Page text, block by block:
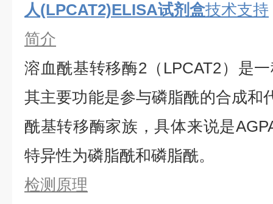
人(LPCAT2)ELISA试剂盒技术支持
简介
溶血酰基转移酶2（LPCAT2）是
其主要功能是参与磷脂酰的合成和
酰基转移酶家族，具体来说是
特异性为磷脂酰和磷脂酰。
检测原理